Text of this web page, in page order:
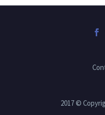
2017 ©